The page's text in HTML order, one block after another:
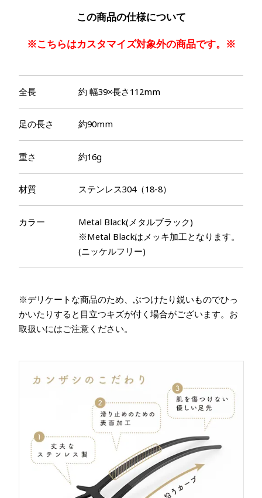
この商品の仕様について
※こちらはカスタマイズ対象外の商品です。※
全長 約 幅39×長さ112mm
足の長さ 約90mm
重さ 約16g
材質 ステンレス304（18-8）
カラー
Metal Black(メタルブラック)
※Metal Blackはメッキ加工となります。
(ニッケルフリー)
※デリケートな商品のため、ぶつけたり鋭いものでひっ
かいたりすると目立つキズが付く場合がございます。お
取扱いにはご注意ください。